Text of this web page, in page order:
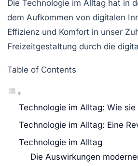
Die Technologie im Alltag hat in
dem Aufkommen von digitalen
Effizienz und Komfort in unser
Freizeitgestaltung durch die
Table of Contents
Technologie im Alltag: Wie
Technologie im Alltag: Eine
Technologie im Alltag
Die Auswirkungen